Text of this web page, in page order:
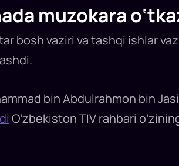
muzokara
bosh vaziri va tashqi ishlar
bin Abdulrahmon bin
O‘zbekiston TIV rahbari